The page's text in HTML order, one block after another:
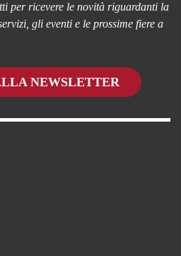
per ricevere le novità riguardanti la
gli eventi e le prossime fiere a
NEWSLETTER